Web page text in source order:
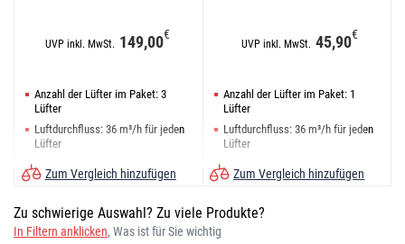
UVP inkl. MwSt. 149,00€
Anzahl der Lüfter im Paket: 3
Lüfter
Luftdurchfluss: 36 m³/h für jeden
Lüfter
Zum Vergleich hinzufügen
UVP inkl. MwSt. 45,90€
Anzahl der Lüfter im Paket: 1
Lüfter
Luftdurchfluss: 36 m³/h für jeden
Lüfter
Zum Vergleich hinzufügen
Zu schwierige Auswahl? Zu viele Produkte?
In Filtern anklicken, Was ist für Sie wichtig